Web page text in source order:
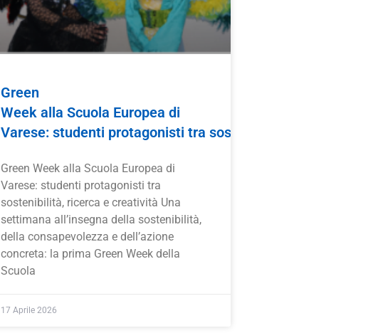
Green
Week alla Scuola Europea di
Varese: studenti protagonisti tra sostenibilità, ricerca e
Green Week alla Scuola Europea di
Varese: studenti protagonisti tra
sostenibilità, ricerca e creatività Una
settimana all’insegna della sostenibilità,
della consapevolezza e dell’azione
concreta: la prima Green Week della
Scuola
17 Aprile 2026